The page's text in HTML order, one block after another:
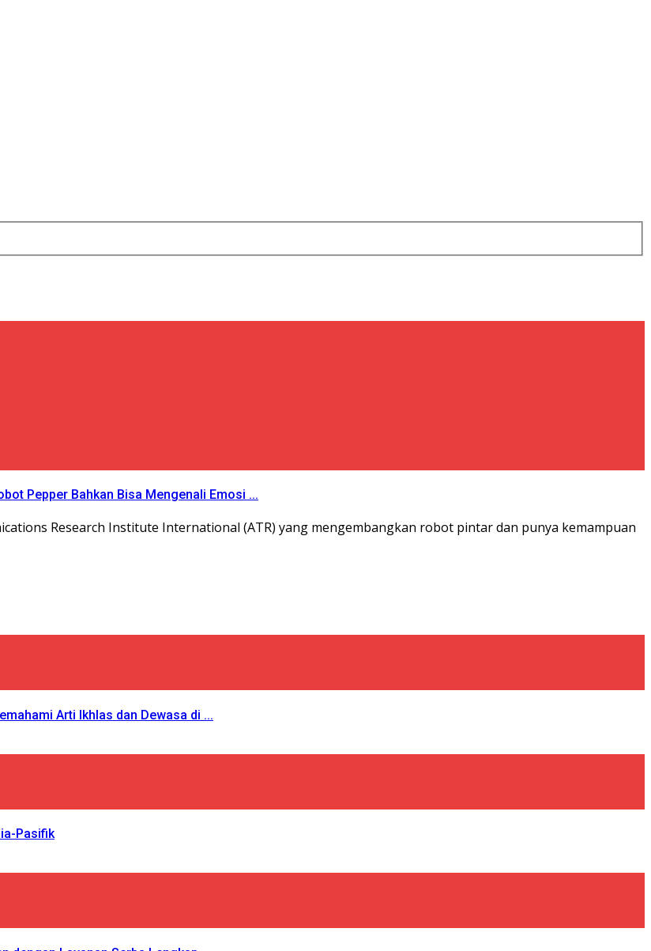
Pepper Bahkan Bisa Mengenali Emosi ...
Research Institute International (ATR) yang mengembangkan robot pintar dan punya kemampuan
Arti Ikhlas dan Dewasa di ...
Pasifik